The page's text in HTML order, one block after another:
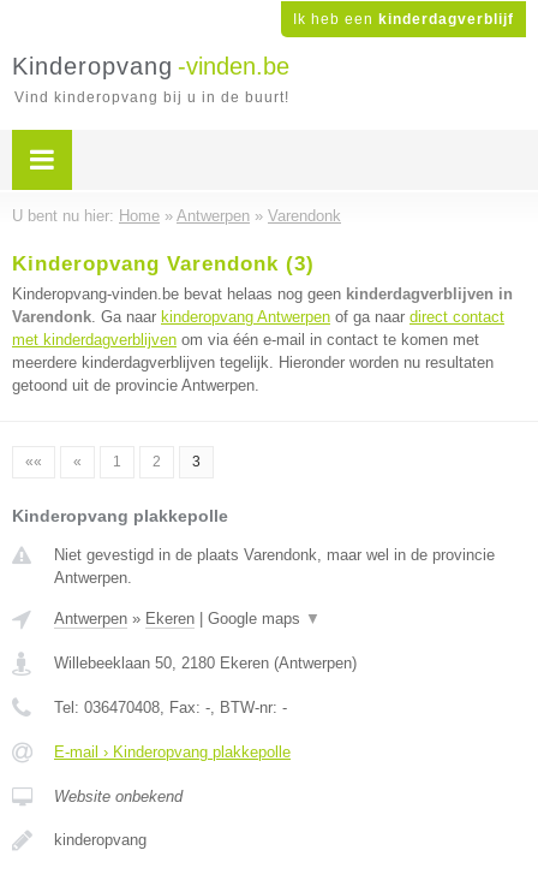
Ik heb een kinderdagverblijf
Kinderopvang -vinden.be
Vind kinderopvang bij u in de buurt!
U bent nu hier: Home » Antwerpen » Varendonk
Kinderopvang Varendonk (3)
Kinderopvang-vinden.be bevat helaas nog geen kinderdagverblijven in
Varendonk. Ga naar kinderopvang Antwerpen of ga naar direct contact
met kinderdagverblijven om via één e-mail in contact te komen met
meerdere kinderdagverblijven tegelijk. Hieronder worden nu resultaten
getoond uit de provincie Antwerpen.
«« « 1 2 3
Kinderopvang plakkepolle
Niet gevestigd in de plaats Varendonk, maar wel in de provincie
Antwerpen.
Antwerpen » Ekeren Google maps ▼
Willebeeklaan 50, 2180 Ekeren (Antwerpen)
Tel: 036470408, Fax: -, BTW-nr: -
E-mail › Kinderopvang plakkepolle
Website onbekend
kinderopvang